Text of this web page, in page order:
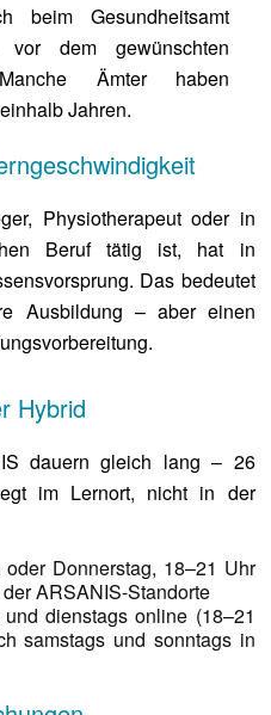
beim Gesundheitsamt
dem gewünschten
Ämter haben
Jahren.
Physiotherapeut oder in
Beruf tätig ist, hat in
Das bedeutet
Ausbildung – aber einen
Hybrid
dauern gleich lang – 26
im Lernort, nicht in der
Donnerstag, 18–21 Uhr
ARSANIS-Standorte
dienstags online (18–21
samstags und sonntags in